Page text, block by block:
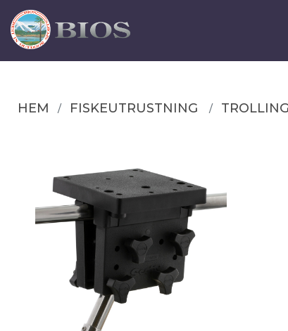
HEM FISKEUTRUSTNING TROLLING